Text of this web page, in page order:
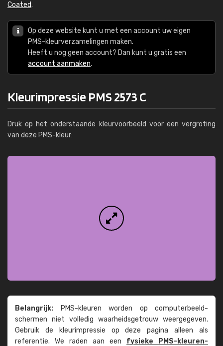
Coated.
Op deze website kunt u met een account uw eigen
PMS-kleurverzamelingen maken.
Heeft u nog geen account? Dan kunt u gratis een
account aanmaken.
Kleurimpressie PMS 2573 C
Druk op het onderstaande kleurvoorbeeld voor een vergroting
van deze PMS-kleur:
Belangrijk: PMS-kleuren worden op computer­beeld­
schermen niet volledig waarheids­­getrouw weer­gegeven.
Gebruik de kleur­impressie op deze pagina alleen als
referentie. We raden aan een fysieke PMS-kleuren­